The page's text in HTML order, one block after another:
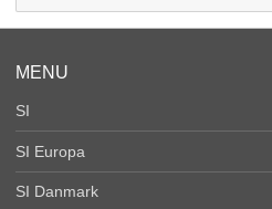
MENU
SI
SI Europa
SI Danmark